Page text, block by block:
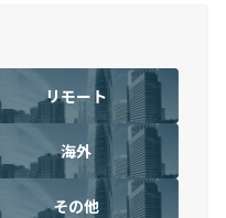
リモート
海外
その他